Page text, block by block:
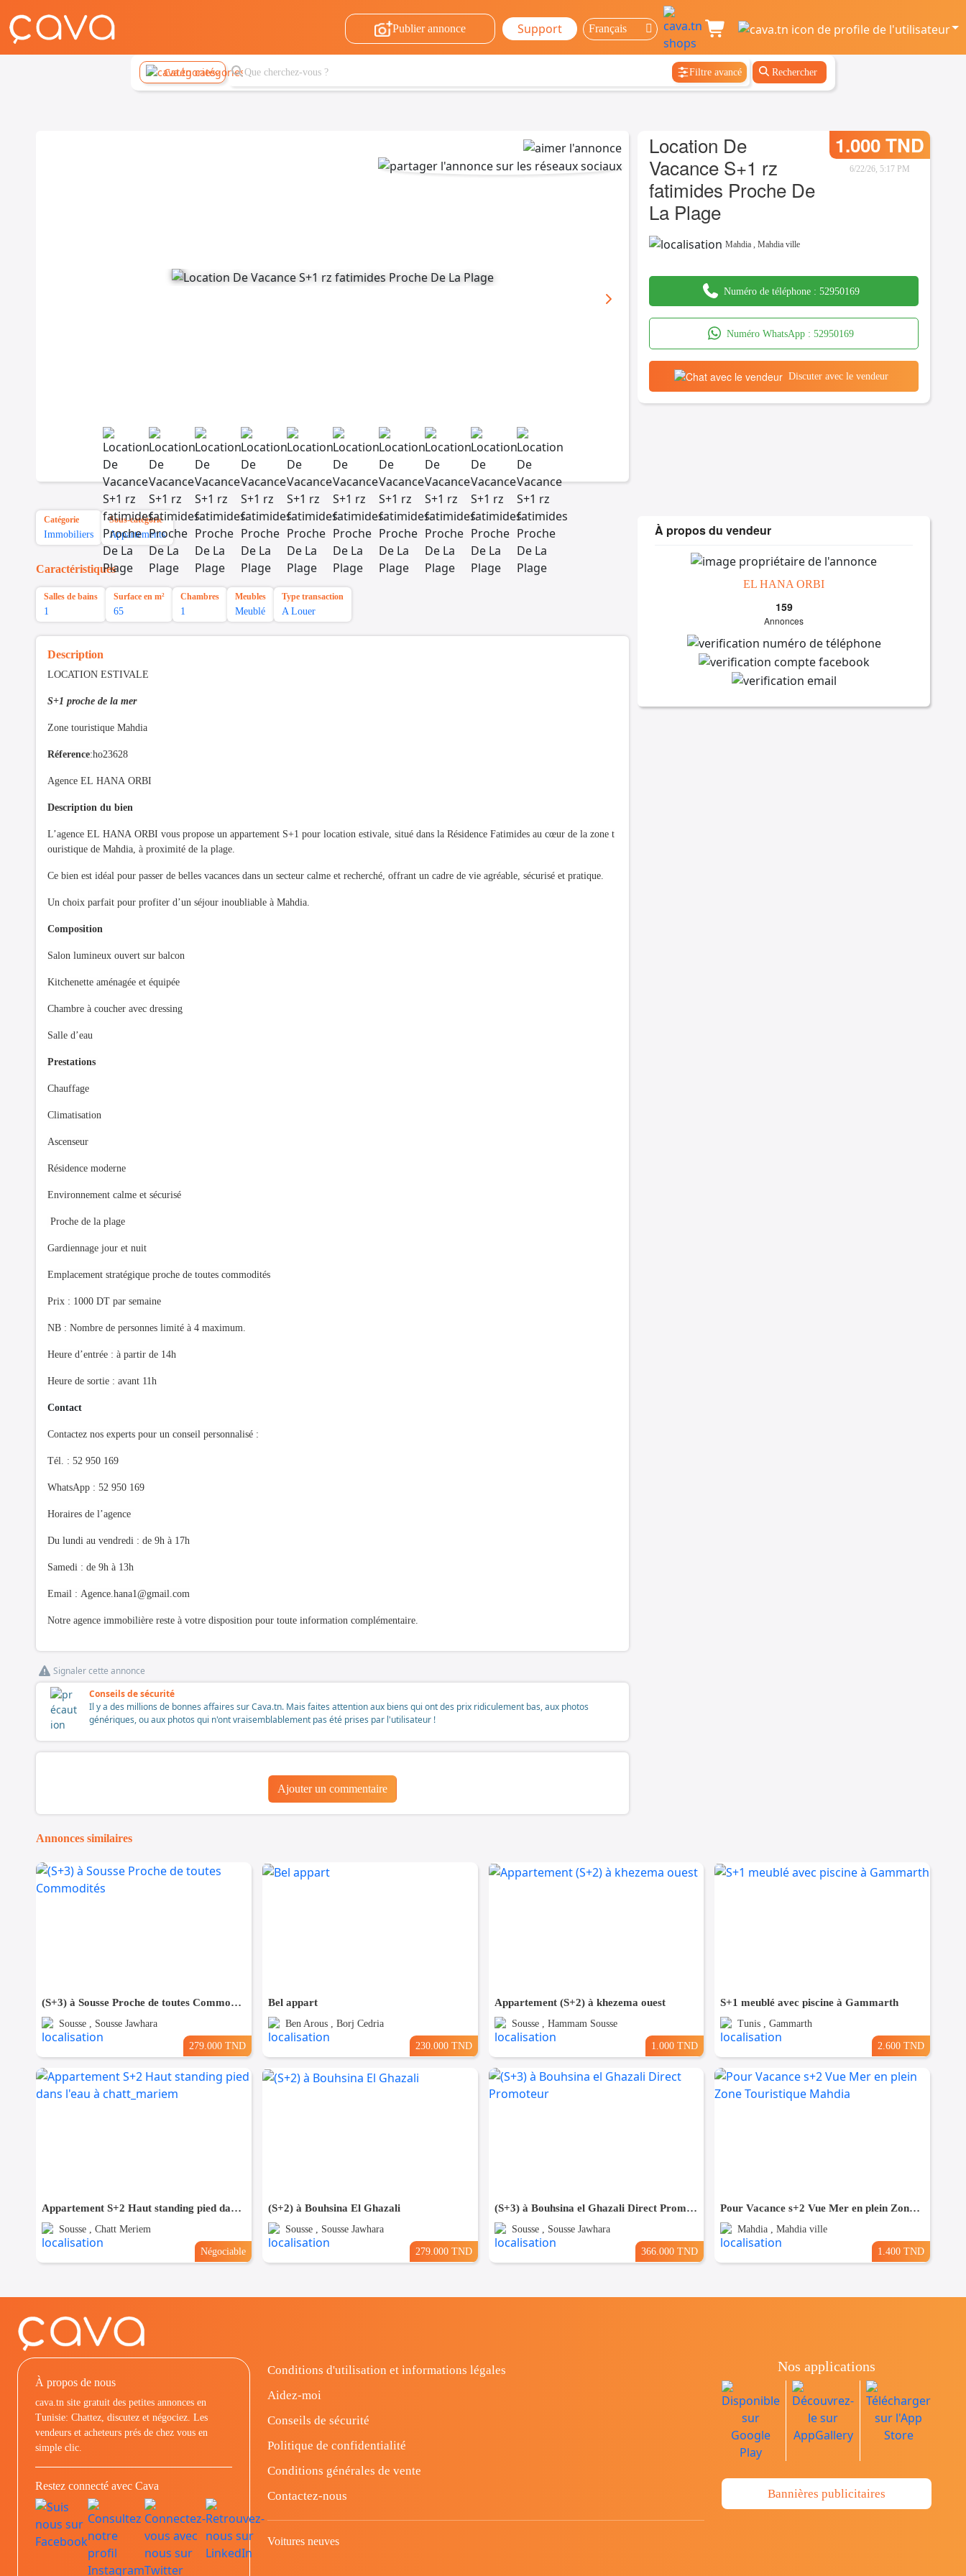
Publier annonce Support
Catégories Filtre avancé Rechercher
Location De
Vacance S+1 rz
fatimides Proche De
La Plage
1.000 TND
6/22/26, 5:17 PM
Mahdia ,Mahdia ville
Numéro de téléphone : 52950169
Numéro WhatsApp :52950169
Discuter avec le vendeur
Catégorie
Immobiliers
Sous-catégorie
Appartements
Caractéristiques
Salles de bains
1
Surface en m²
65
Chambres
1
Meubles
Meublé
Type transaction
A Louer
Description
LOCATION ESTIVALE
S+1 proche de la mer
Zone touristique Mahdia
Réference:ho23628
Agence EL HANA ORBI
Description du bien
L’agence EL HANA ORBI vous propose un appartement S+1 pour location estivale, situé dans la Résidence Fatimides au cœur de la zone t
ouristique de Mahdia, à proximité de la plage.
Ce bien est idéal pour passer de belles vacances dans un secteur calme et recherché, offrant un cadre de vie agréable, sécurisé et pratique.
Un choix parfait pour profiter d’un séjour inoubliable à Mahdia.
Composition
Salon lumineux ouvert sur balcon
Kitchenette aménagée et équipée
Chambre à coucher avec dressing
Salle d’eau
Prestations
Chauffage
Climatisation
Ascenseur
Résidence moderne
Environnement calme et sécurisé
Proche de la plage
Gardiennage jour et nuit
Emplacement stratégique proche de toutes commodités
Prix : 1000 DT par semaine
NB : Nombre de personnes limité à 4 maximum.
Heure d’entrée : à partir de 14h
Heure de sortie : avant 11h
Contact
Contactez nos experts pour un conseil personnalisé :
Tél. : 52 950 169
WhatsApp : 52 950 169
Horaires de l’agence
Du lundi au vendredi : de 9h à 17h
Samedi : de 9h à 13h
Email : Agence.hana1@gmail.com
Notre agence immobilière reste à votre disposition pour toute information complémentaire.
Signaler cette annonce
Conseils de sécurité
Il y a des millions de bonnes affaires sur Cava.tn. Mais faites attention aux biens qui ont des prix ridiculement bas, aux photos
génériques, ou aux photos qui n'ont vraisemblablement pas été prises par l'utilisateur !
Ajouter un commentaire
À propos du vendeur
EL HANA ORBI
159
Annonces
Annonces similaires
(S+3) à Sousse Proche de toutes Commodités
Sousse , Sousse Jawhara
279.000 TND
Bel appart
Ben Arous , Borj Cedria
230.000 TND
Appartement (S+2) à khezema ouest
Sousse , Hammam Sousse
1.000 TND
S+1 meublé avec piscine à Gammarth
Tunis , Gammarth
2.600 TND
Appartement S+2 Haut standing pied dans l'eau à chatt_mariem
Sousse , Chatt Meriem
Négociable
(S+2) à Bouhsina El Ghazali
Sousse , Sousse Jawhara
279.000 TND
(S+3) à Bouhsina el Ghazali Direct Promoteur
Sousse , Sousse Jawhara
366.000 TND
Pour Vacance s+2 Vue Mer en plein Zone Touristique Mahdia
Mahdia , Mahdia ville
1.400 TND
À propos de nous
cava.tn site gratuit des petites annonces en
Tunisie: Chattez, discutez et négociez. Les
vendeurs et acheteurs prés de chez vous en
simple clic.
Restez connecté avec Cava
Conditions d'utilisation et informations légales
Aidez-moi
Conseils de sécurité
Politique de confidentialité
Conditions générales de vente
Contactez-nous
Voitures neuves
Nos applications
Bannières publicitaires